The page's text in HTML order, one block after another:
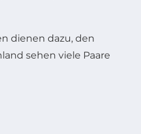
dienen dazu, den
sehen viele Paare